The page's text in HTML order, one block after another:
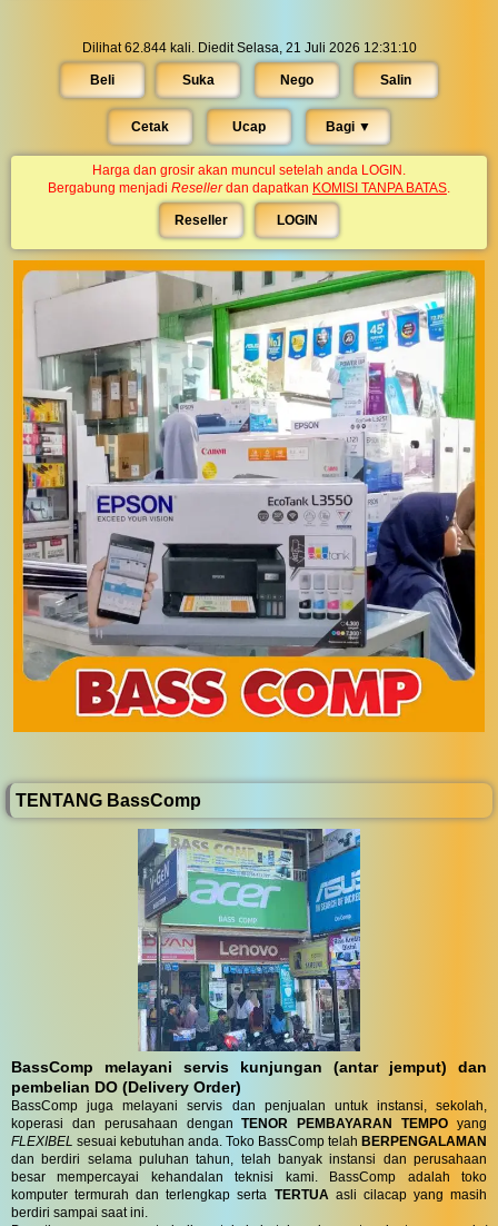
Dilihat 62.844 kali. Diedit Selasa, 21 Juli 2026 12:31:10
Beli Suka Nego Salin
Cetak Ucap Bagi ▼︎
Harga dan grosir akan muncul setelah anda LOGIN.
Bergabung menjadi Resellerdan dapatkan KOMISI TANPA BATAS.
Reseller LOGIN
TENTANG BassComp
BassComp melayani servis kunjungan (antar jemput) dan
pembelian DO (Delivery Order)
BassComp juga melayani servis dan penjualan untuk instansi, sekolah,
koperasi dan perusahaan denganTENOR PEMBAYARAN TEMPO yang
FLEXIBEL sesuai kebutuhan anda. Toko BassComp telah BERPENGALAMAN
dan berdiri selama puluhan tahun, telah banyak instansi dan perusahaan
besar mempercayai kehandalan teknisi kami. BassComp adalah toko
komputer termurah dan terlengkap serta TERTUA asli cilacap yang masih
berdiri sampai saat ini.